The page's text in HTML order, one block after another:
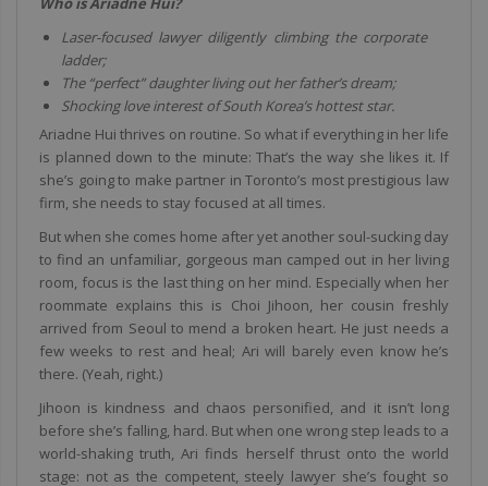
Laser-focused lawyer diligently climbing the corporate
ladder;
The “perfect” daughter living out her father’s dream;
Shocking love interest of South Korea’s hottest star.
Ariadne Hui thrives on routine. So what if everything in her life
is planned down to the minute: That’s the way she likes it. If
she’s going to make partner in Toronto’s most prestigious law
firm, she needs to stay focused at all times.
But when she comes home after yet another soul-sucking day
to find an unfamiliar, gorgeous man camped out in her living
room, focus is the last thing on her mind. Especially when her
roommate explains this is Choi Jihoon, her cousin freshly
arrived from Seoul to mend a broken heart. He just needs a
few weeks to rest and heal; Ari will barely even know he’s
there. (Yeah, right.)
Jihoon is kindness and chaos personified, and it isn’t long
before she’s falling, hard. But when one wrong step leads to a
world-shaking truth, Ari finds herself thrust onto the world
stage: not as the competent, steely lawyer she’s fought so